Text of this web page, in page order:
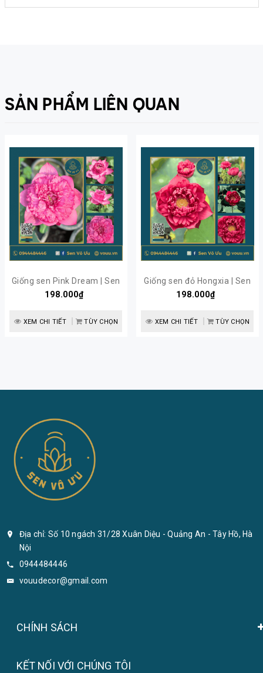
SẢN PHẨM LIÊN QUAN
Giống sen Pink Dream | Sen
Vô Ưu
198.000₫
XEM CHI TIẾT TÙY CHỌN
Giống sen đỏ Hongxia | Sen
Vô Ưu
198.000₫
XEM CHI TIẾT TÙY CHỌN
Địa chỉ: Số 10 ngách 31/28 Xuân Diệu - Quảng An - Tây Hồ, Hà
Nội
0944484446
vouudecor@gmail.com
CHÍNH SÁCH
KẾT NỐI VỚI CHÚNG TÔI